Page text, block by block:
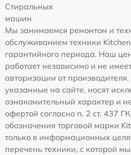
Стиральных
машин
Мы занимаемся ремонтом и
обслуживанием техники
гарантийного периода. Наш
работает независимо и не
авторизации от
указанные на сайте, носят
ознакомительный характер и
офертой согласно п. 2 ст. 437
обозначения торговой марки
только в информационных
перечень техники, с которой